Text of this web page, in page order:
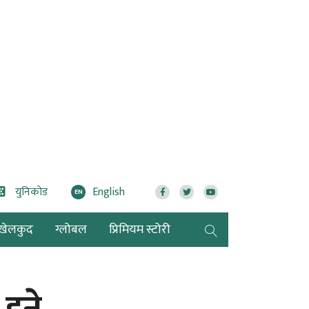
युनिकोड EN English
ग्लोबल प्रिमियम स्टोरी